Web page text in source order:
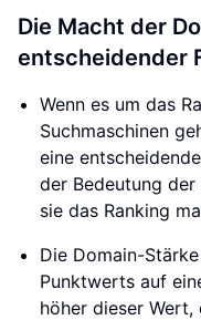
Die Macht der
entscheidender
Wenn es um das
Suchmaschinen
eine
der Bedeutung
sie das Ranking
Die Domain-
Punktwerts auf
höher dieser